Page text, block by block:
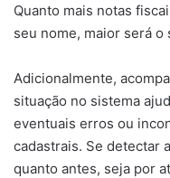
Quanto mais notas
seu nome, maior será
Adicionalmente,
situação no sistema
eventuais erros ou
cadastrais. Se detectar
quanto antes, seja por